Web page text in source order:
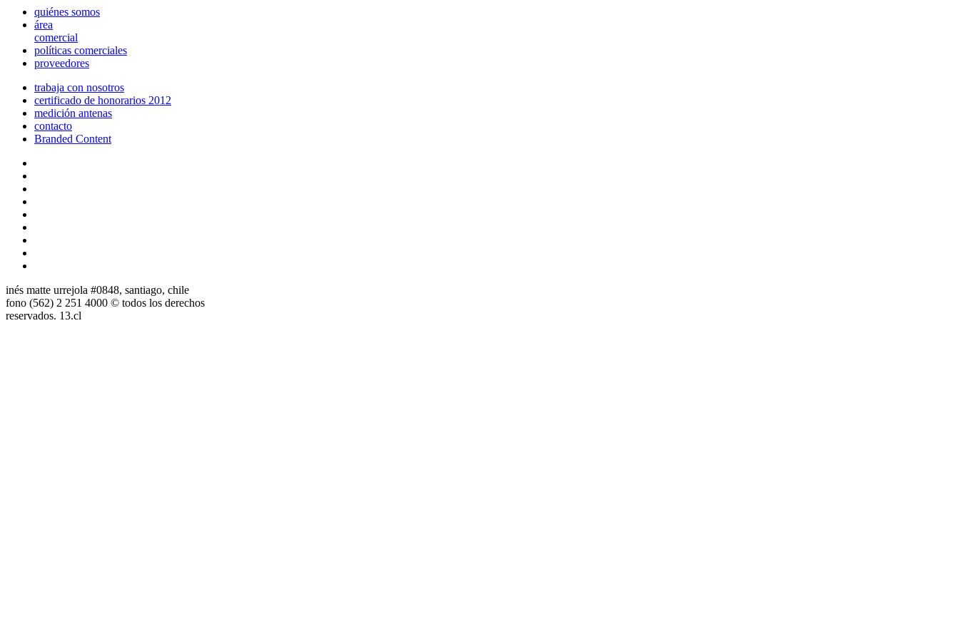
quiénes somos
área
comercial
políticas comerciales
proveedores
trabaja con nosotros
certificado de honorarios 2012
medición antenas
contacto
Branded Content
inés matte urrejola #0848, santiago, chile
fono (562) 2 251 4000 © todos los derechos
reservados. 13.cl